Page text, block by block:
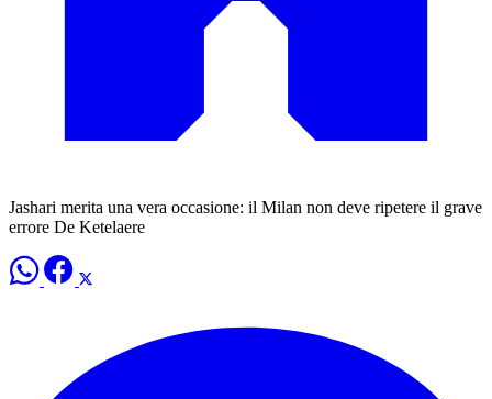
Jashari merita una vera occasione: il Milan non deve ripetere il grave
errore De Ketelaere